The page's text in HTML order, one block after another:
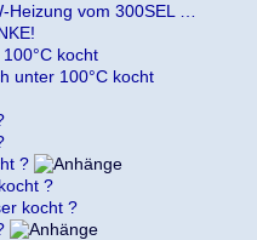
Heizung vom 300SEL …
kocht
unter 100°C kocht
?
?
kocht ?